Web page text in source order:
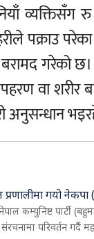
पक्राउ
गरेको
वा शरीर
अनुसन्धान
प्रणालीमा गयो
कम्युनिष्ट पार्टी
परिवर्तन गर्दै